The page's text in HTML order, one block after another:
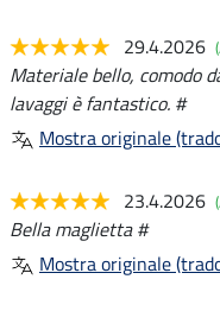
29.4.2026
Materiale bello, comodo
lavaggi è fantastico. #
Mostra originale
23.4.2026
Bella maglietta #
Mostra originale